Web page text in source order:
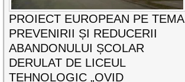
PROIECT EUROPEAN PE TEMA
PREVENIRII ȘI REDUCERII
ABANDONULUI ȘCOLAR
DERULAT DE LICEUL
TEHNOLOGIC „OVID